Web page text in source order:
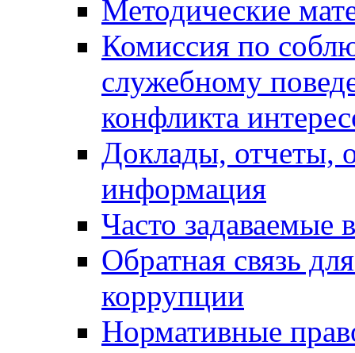
Методические
Комиссия по
служебному
конфликта
Доклады, отчеты,
информация
Часто задаваемые
Обратная связь
коррупции
Нормативные